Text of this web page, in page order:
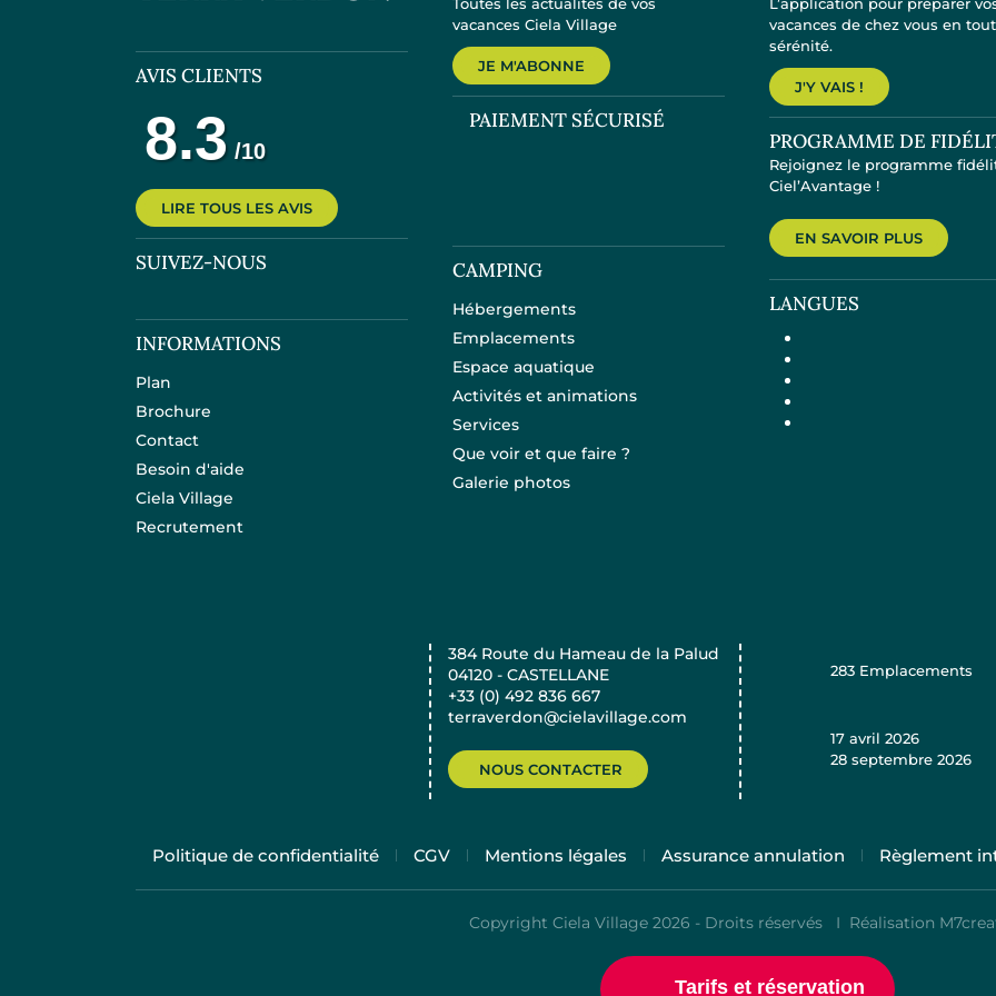
Tarifs et réservation
AVIS CLIENTS
LIRE TOUS LES AVIS
SUIVEZ-NOUS
INFORMATIONS
Plan
Brochure
Contact
Besoin d'aide
Ciela Village
Recrutement
vacances Ciela Village
JE M'ABONNE
PAIEMENT SÉCURISÉ
CAMPING
Hébergements
Emplacements
Espace aquatique
Activités et animations
Services
Que voir et que faire ?
Galerie photos
vacances de chez vous en
sérénité.
J'Y VAIS !
PROGRAMME DE
Rejoignez le programme
Ciel’Avantage !
EN SAVOIR PLUS
LANGUES
384 Route du Hameau de la Palud
04120 - CASTELLANE
+33 (0) 492 836 667
terraverdon@cielavillage.com
NOUS CONTACTER
283 Emplacements
17 avril 2026
28 septembre 2026
Politique de confidentialité CGV Mentions légales Assurance annulation Règlement
Copyright Ciela Village 2026 - Droits réservés I Réalisation